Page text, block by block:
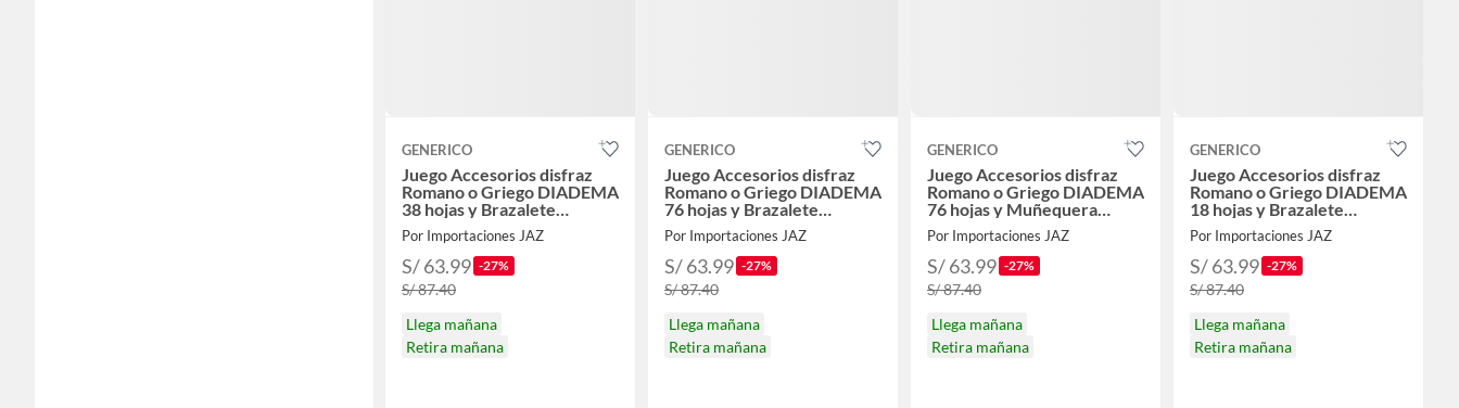
GENERICO
Juego Accesorios disfraz
Romano o Griego DIADEMA
38 hojas y Brazalete
HALLOWEEN
Por Importaciones JAZ
S/ 63.99 -27%
S/ 87.40
Llega mañana
Retira mañana
GENERICO
Juego Accesorios disfraz
Romano o Griego DIADEMA
76 hojas y Brazalete
HALLOWEEN
Por Importaciones JAZ
S/ 63.99 -27%
S/ 87.40
Llega mañana
Retira mañana
GENERICO
Juego Accesorios disfraz
Romano o Griego DIADEMA
76 hojas y Muñequera
HALLOWEEN
Por Importaciones JAZ
S/ 63.99 -27%
S/ 87.40
Llega mañana
Retira mañana
GENERICO
Juego Accesorios disfraz
Romano o Griego DIADEMA
18 hojas y Brazalete
HALLOWEEN
Por Importaciones JAZ
S/ 63.99 -27%
S/ 87.40
Llega mañana
Retira mañana